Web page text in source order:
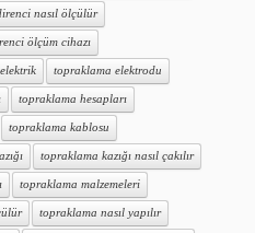
nasıl ölçülür
ölçüm cihazı
topraklama elektrodu
topraklama hesapları
topraklama kablosu
topraklama kazığı nasıl çakılır
topraklama malzemeleri
topraklama nasıl yapılır